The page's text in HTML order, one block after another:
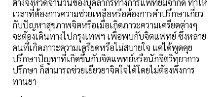
เวลาที่ต้องการความช่วยเหลือหรือต้องการคำปรึกษาเกี่ยว
กับปัญหาสุขภาพจิตหรือเมื่อเกิดภาวะความเครียดต่างๆ
จะต้องเดินทางไปกรุงเทพฯ เพื่อพบกับจิตแพทย์ ซึ่งหลาย
คนที่เกิดภาวะความเครียดหรือไม่สบายใจ แค่ได้พูดคุย
ปรึกษาปัญหาที่เกิดขึ้นกับจิตแพทย์หรือนักจิตวิทยาการ
ปรึกษา ก็สามารถช่วยเยียวยาจิตใจได้โดยไม่ต้องพึ่งการ
ทานยา